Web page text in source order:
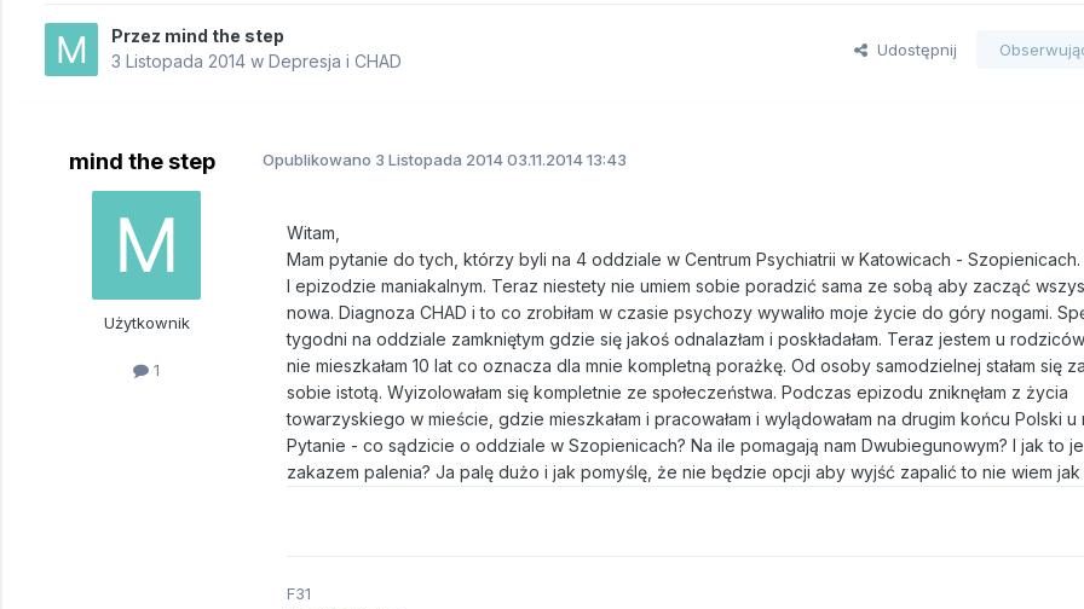
Przez mind the step
3 Listopada 2014 w Depresja i CHAD
Udostępnij
mind the step
Użytkownik
1
Opublikowano 3 Listopada 201403.11.2014 13:43
Witam,
Mam pytanie do tych, którzy byli na 4 oddziale w Centrum Psychiatrii w Katowicach -
I epizodzie maniakalnym. Teraz niestety nie umiem sobie poradzić sama ze sobą aby zacząć
nowa. Diagnoza CHAD i to co zrobiłam w czasie psychozy wywaliło moje życie do góry nogami.
tygodni na oddziale zamkniętym gdzie się jakoś odnalazłam i poskładałam. Teraz jestem u
nie mieszkałam 10 lat co oznacza dla mnie kompletną porażkę. Od osoby samodzielnej stałam się
sobie istotą. Wyizolowałam się kompletnie ze społeczeństwa. Podczas epizodu zniknęłam z życia
towarzyskiego w mieście, gdzie mieszkałam i pracowałam i wylądowałam na drugim końcu Polski
Pytanie - co sądzicie o oddziale w Szopienicach? Na ile pomagają nam Dwubiegunowym? I jak to
zakazem palenia? Ja palę dużo i jak pomyślę, że nie będzie opcji aby wyjść zapalić to nie wiem jak
F31